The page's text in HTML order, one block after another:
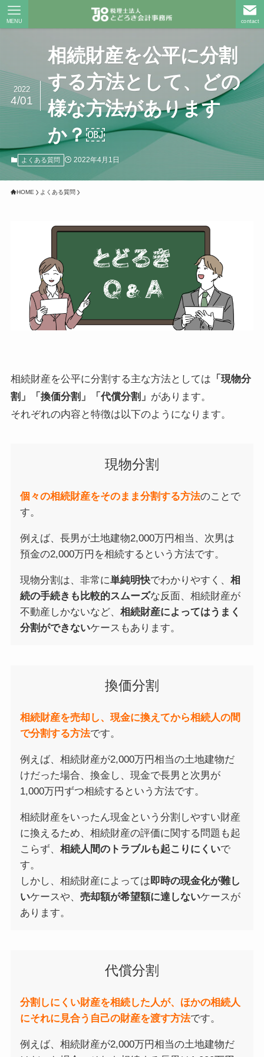
contact
MENU
相続財産を公平に分割
する方法として、どの
様な方法があります
か？￼
2022
4/01
よくある質問 2022年4月1日
HOME よくある質問
相続財産を公平に分割する主な方法としては 「現物分
割」「換価分割」「代償分割」 があります。
それぞれの内容と特徴は以下のようになります。
現物分割
個々の相続財産をそのまま分割する方法のことで
す。
例えば、長男が土地建物2,000万円相当、次男は
預金の2,000万円を相続するという方法です。
現物分割は、非常に単純明快でわかりやすく、相
続の手続きも比較的スムーズな反面、相続財産が
不動産しかないなど、相続財産によってはうまく
分割ができないケースもあります。
換価分割
相続財産を売却し、現金に換えてから相続人の間
で分割する方法です。
例えば、相続財産が2,000万円相当の土地建物だ
けだった場合、換金し、現金で長男と次男が
1,000万円ずつ相続するという方法です。
相続財産をいったん現金という分割しやすい財産
に換えるため、相続財産の評価に関する問題も起
こらず、相続人間のトラブルも起こりにくいで
す。
しかし、相続財産によっては即時の現金化が難し
いケースや、売却額が希望額に達しないケースが
あります。
代償分割
分割しにくい財産を相続した人が、ほかの相続人
にそれに見合う自己の財産を渡す方法です。
例えば、相続財産が2,000万円相当の土地建物だ